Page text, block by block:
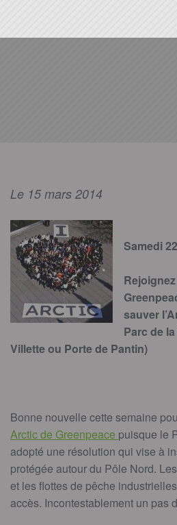
Le 15 mars 2014
Samedi
sauver
Parc de
Villette ou Porte de Pantin)
Bonne nouvelle cette semaine
Arctic de Greenpeace puisque le
adopté une résolution qui vise à
protégée autour du Pôle Nord.
et les flottes de pêche
accès. Incontestablement un pas